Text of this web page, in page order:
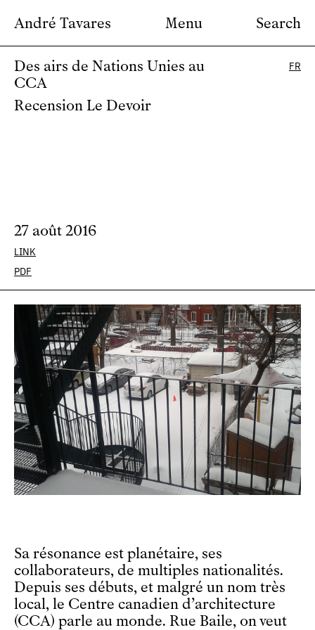
André Tavares Menu Search
FR
Des airs de Nations Unies au
CCA
Recension Le Devoir
27 août 2016
LINK
PDF
Sa résonance est planétaire, ses
collaborateurs, de multiples nationalités.
Depuis ses débuts, et malgré un nom très
local, le Centre canadien d’architecture
(CCA) parle au monde. Rue Baile, on veut